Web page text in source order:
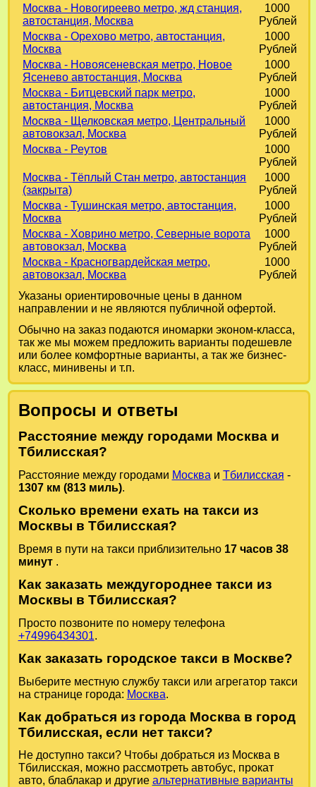
Москва - Новогиреево метро, жд станция,
автостанция, Москва
1000
Рублей
Москва - Орехово метро, автостанция,
Москва
1000
Рублей
Москва - Новоясеневская метро, Новое
Ясенево автостанция, Москва
1000
Рублей
Москва - Битцевский парк метро,
автостанция, Москва
1000
Рублей
Москва - Щелковская метро, Центральный
автовокзал, Москва
1000
Рублей
Москва - Реутов
1000
Рублей
Москва - Тёплый Стан метро, автостанция
(закрыта)
1000
Рублей
Москва - Тушинская метро, автостанция,
Москва
1000
Рублей
Москва - Ховрино метро, Северные ворота
автовокзал, Москва
1000
Рублей
Москва - Красногвардейская метро,
автовокзал, Москва
1000
Рублей
Указаны ориентировочные цены в данном
направлении и не являются публичной офертой.
Обычно на заказ подаются иномарки эконом-класса,
так же мы можем предложить варианты подешевле
или более комфортные варианты, а так же бизнес-
класс, минивены и т.п.
Вопросы и ответы
Расстояние между городами Москва и
Тбилисская?
Расстояние между городами Москва и Тбилисская -
1307 км (813 миль).
Сколько времени ехать на такси из
Москвы в Тбилисская?
Время в пути на такси приблизительно 17 часов 38
минут .
Как заказать междугороднее такси из
Москвы в Тбилисская?
Просто позвоните по номеру телефона
+74996434301.
Как заказать городское такси в Москве?
Выберите местную службу такси или агрегатор такси
на странице города: Москва.
Как добраться из города Москва в город
Тбилисская, если нет такси?
Не доступно такси? Чтобы добраться из Москва в
Тбилисская, можно рассмотреть автобус, прокат
авто, блаблакар и другие альтернативные варианты